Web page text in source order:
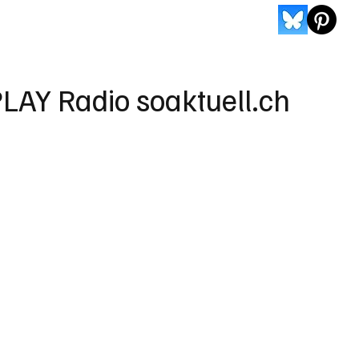
Radio soaktuell.ch